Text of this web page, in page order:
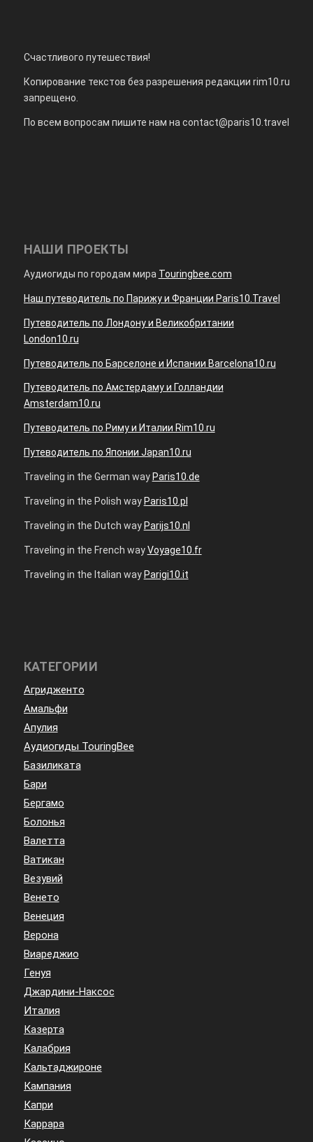
Счастливого путешествия!
Копирование текстов без разрешения редакции rim10.ru
запрещено.
По всем вопросам пишите нам на contact@paris10.travel
НАШИ ПРОЕКТЫ
Аудиогиды по городам мира Touringbee.com
Наш путеводитель по Парижу и Франции Paris10.Travel
Путеводитель по Лондону и Великобритании
London10.ru
Путеводитель по Барселоне и Испании Barcelona10.ru
Путеводитель по Амстердаму и Голландии
Amsterdam10.ru
Путеводитель по Риму и Италии Rim10.ru
Путеводитель по Японии Japan10.ru
Traveling in the German way Paris10.de
Traveling in the Polish way Paris10.pl
Traveling in the Dutch way Parijs10.nl
Traveling in the French wayVoyage10.fr
Traveling in the Italian way Parigi10.it
КАТЕГОРИИ
Агридженто
Амальфи
Апулия
Аудиогиды TouringBee
Базиликата
Бари
Бергамо
Болонья
Валетта
Ватикан
Везувий
Венето
Венеция
Верона
Виареджио
Генуя
Джардини-Наксос
Италия
Казерта
Калабрия
Кальтаджироне
Кампания
Капри
Каррара